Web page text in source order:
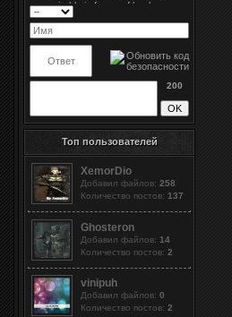
200
Топ пользователей
XemorDio
Добавил файлов: 258
Количество постов: 137
Ghosteron
Добавил файлов: 14
Количество постов: 2
vinipuh
Добавил файлов: 0
Количество постов: 2